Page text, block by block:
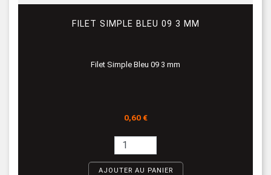
FILET SIMPLE BLEU 09 3 MM
Filet Simple Bleu 09 3 mm
Prix
0,60 €
AJOUTER AU PANIER